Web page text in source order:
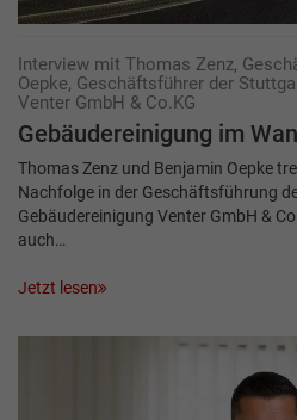
Interview mit Thomas Zenz,
Oepke, Geschäftsführer der
Venter GmbH & Co.KG
Gebäudereinigung im
Thomas Zenz und Benjamin Oepke
Nachfolge in der Geschäftsführung
Gebäudereinigung Venter GmbH &
auch…
Jetzt lesen